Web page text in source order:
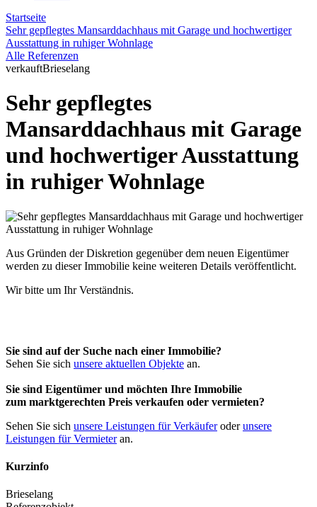
Startseite
Sehr gepflegtes Mansarddachhaus mit Garage und hochwertiger
Ausstattung in ruhiger Wohnlage
Alle Referenzen
verkauftBrieselang
Sehr gepflegtes
Mansarddachhaus mit Garage
und hochwertiger Ausstattung
in ruhiger Wohnlage
Aus Gründen der Diskretion gegenüber dem neuen Eigentümer
werden zu dieser Immobilie keine weiteren Details veröffentlicht.
Wir bitte um Ihr Verständnis.
Sie sind auf der Suche nach einer Immobilie?
Sehen Sie sich unsere aktuellen Objekte an.
Sie sind Eigentümer und möchten Ihre Immobilie
zum marktgerechten Preis verkaufen oder vermieten?
Sehen Sie sich unsere Leistungen für Verkäuferoderunsere
Leistungen für Vermieteran.
Kurzinfo
Brieselang